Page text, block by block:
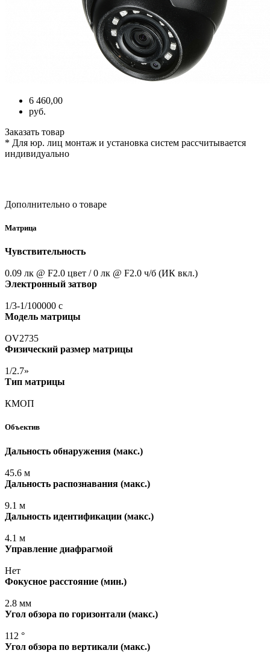
6 460,00
руб.
Заказать товар
* Для юр. лиц монтаж и установка систем рассчитывается
индивидуально
Дополнительно о товаре
Матрица
Чувствительность
0.09 лк @ F2.0 цвет / 0 лк @ F2.0 ч/б (ИК вкл.)
Электронный затвор
1/3-1/100000 с
Модель матрицы
OV2735
Физический размер матрицы
1/2.7»
Тип матрицы
КМОП
Объектив
Дальность обнаружения (макс.)
45.6 м
Дальность распознавания (макс.)
9.1 м
Дальность идентификации (макс.)
4.1 м
Управление диафрагмой
Нет
Фокусное расстояние (мин.)
2.8 мм
Угол обзора по горизонтали (макс.)
112 °
Угол обзора по вертикали (макс.)